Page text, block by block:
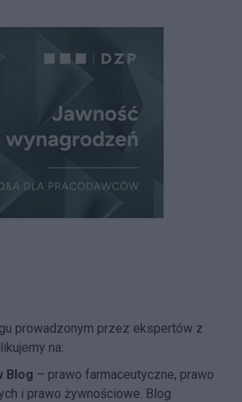
prowadzonym przez ekspertów z
na:
Blog – prawo farmaceutyczne, prawo
i prawo żywnościowe. Blog